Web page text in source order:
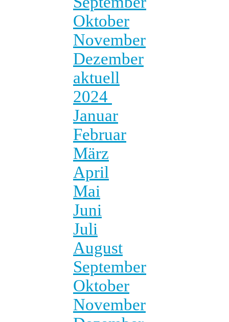
Oktober
November
Dezember
aktuell
2024
Januar
Februar
März
April
Mai
Juni
Juli
August
September
Oktober
November